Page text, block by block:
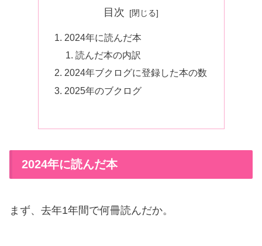
目次
2024年に読んだ本
読んだ本の内訳
2024年ブクログに登録した本の数
2025年のブクログ
2024年に読んだ本
まず、去年1年間で何冊読んだか。